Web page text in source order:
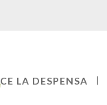
LA DESPENSA